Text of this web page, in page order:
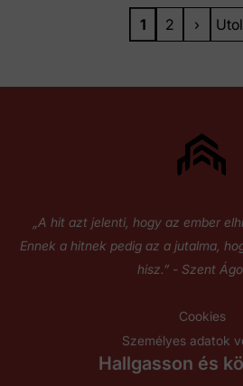
Oldal
1 Oldal
2
oldal
›
„A hit azt jelenti, hogy az ember
Ennek a hitnek pedig az a jutalma,
hisz.” - Szent
Cookies
Személyes adatok
Hallgasson és